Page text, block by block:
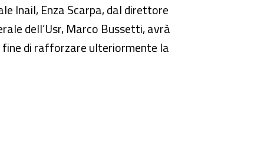
Inail, Enza Scarpa, dal direttore
dell’Usr, Marco Bussetti, avrà
fine di rafforzare ulteriormente la